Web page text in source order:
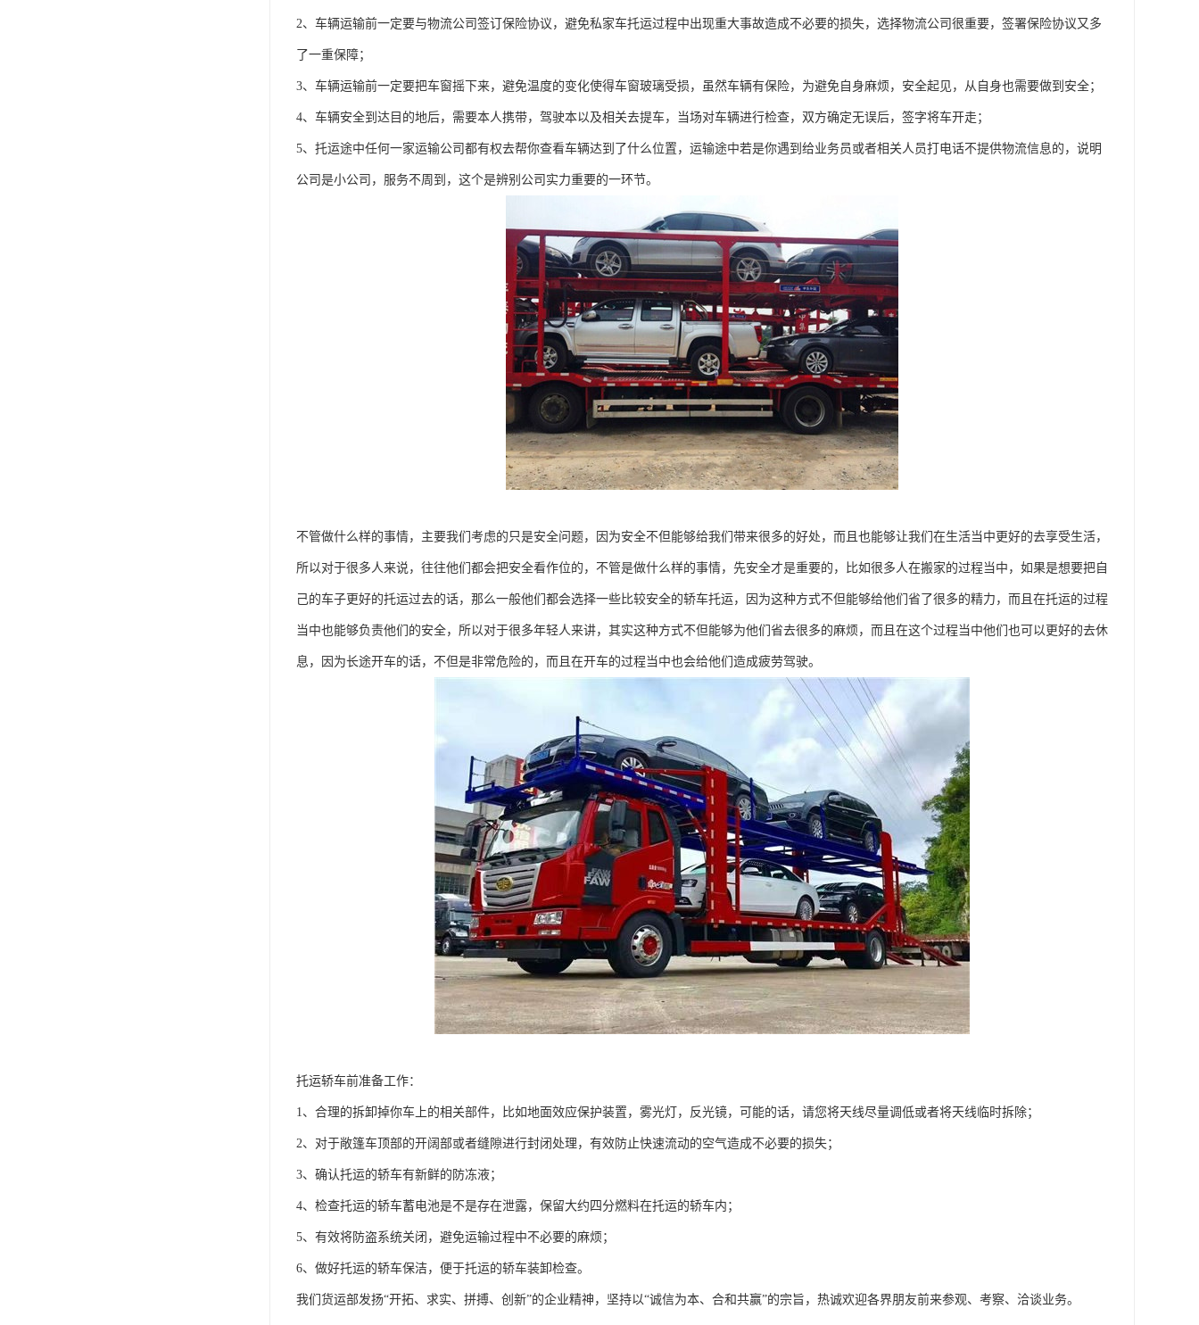
2、车辆运输前一定要与物流公司签订保险协议，避免私家车托运过程中出现重大事故造成不必要的损失，选择物流公司很重要，签署保险协议又多
了一重保障；
3、车辆运输前一定要把车窗摇下来，避免温度的变化使得车窗玻璃受损，虽然车辆有保险，为避免自身麻烦，安全起见，从自身也需要做到安全；
4、车辆安全到达目的地后，需要本人携带，驾驶本以及相关去提车，当场对车辆进行检查，双方确定无误后，签字将车开走；
5、托运途中任何一家运输公司都有权去帮你查看车辆达到了什么位置，运输途中若是你遇到给业务员或者相关人员打电话不提供物流信息的，说明
公司是小公司，服务不周到，这个是辨别公司实力重要的一环节。
不管做什么样的事情，主要我们考虑的只是安全问题，因为安全不但能够给我们带来很多的好处，而且也能够让我们在生活当中更好的去享受生活，
所以对于很多人来说，往往他们都会把安全看作位的，不管是做什么样的事情，先安全才是重要的，比如很多人在搬家的过程当中，如果是想要把自
己的车子更好的托运过去的话，那么一般他们都会选择一些比较安全的轿车托运，因为这种方式不但能够给他们省了很多的精力，而且在托运的过程
当中也能够负责他们的安全，所以对于很多年轻人来讲，其实这种方式不但能够为他们省去很多的麻烦，而且在这个过程当中他们也可以更好的去休
息，因为长途开车的话，不但是非常危险的，而且在开车的过程当中也会给他们造成疲劳驾驶。
托运轿车前准备工作：
1、合理的拆卸掉你车上的相关部件，比如地面效应保护装置，雾光灯，反光镜，可能的话，请您将天线尽量调低或者将天线临时拆除；
2、对于敞篷车顶部的开阔部或者缝隙进行封闭处理，有效防止快速流动的空气造成不必要的损失；
3、确认托运的轿车有新鲜的防冻液；
4、检查托运的轿车蓄电池是不是存在泄露，保留大约四分燃料在托运的轿车内；
5、有效将防盗系统关闭，避免运输过程中不必要的麻烦；
6、做好托运的轿车保洁，便于托运的轿车装卸检查。
我们货运部发扬“开拓、求实、拼搏、创新”的企业精神，坚持以“诚信为本、合和共赢”的宗旨，热诚欢迎各界朋友前来参观、考察、洽谈业务。